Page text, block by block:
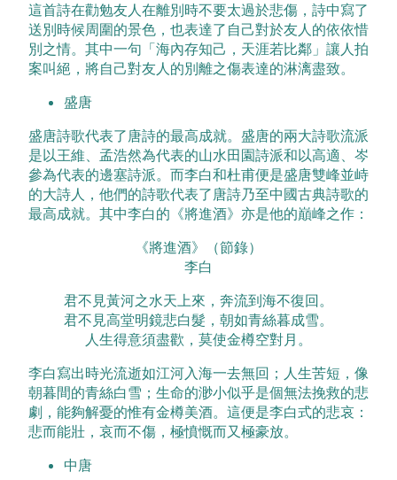
這首詩在勸勉友人在離別時不要太過於悲傷，詩中寫了
送別時候周圍的景色，也表達了自己對於友人的依依惜
別之情。其中一句「海內存知己，天涯若比鄰」讓人拍
案叫絕，將自己對友人的別離之傷表達的淋漓盡致。
盛唐
盛唐詩歌代表了唐詩的最高成就。盛唐的兩大詩歌流派
是以王維、孟浩然為代表的山水田園詩派和以高適、岑
參為代表的邊塞詩派。而李白和杜甫便是盛唐雙峰並峙
的大詩人，他們的詩歌代表了唐詩乃至中國古典詩歌的
最高成就。其中李白的《將進酒》亦是他的巔峰之作：
《將進酒》（節錄）
李白
君不見黃河之水天上來，奔流到海不復回。
君不見高堂明鏡悲白髮，朝如青絲暮成雪。
人生得意須盡歡，莫使金樽空對月。
李白寫出時光流逝如江河入海一去無回；人生苦短，像
朝暮間的青絲白雪；生命的渺小似乎是個無法挽救的悲
劇，能夠解憂的惟有金樽美酒。這便是李白式的悲哀：
悲而能壯，哀而不傷，極憤慨而又極豪放。
中唐